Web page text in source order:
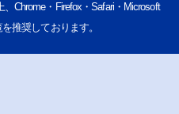
Chrome・Firefox・Safari・Microsoft
推奨しております。